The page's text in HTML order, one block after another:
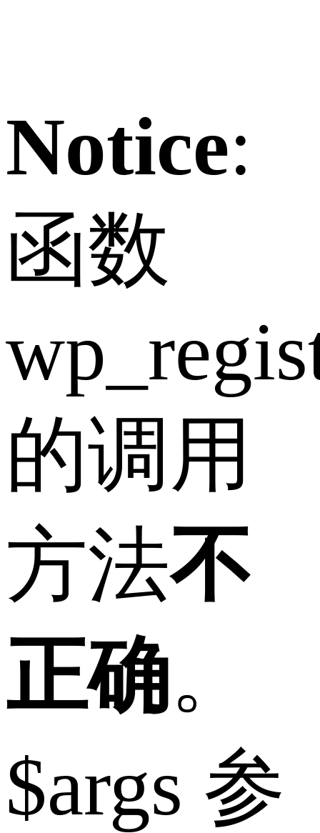
Notice:
函数
的调用
方法不
正确。
$args 参